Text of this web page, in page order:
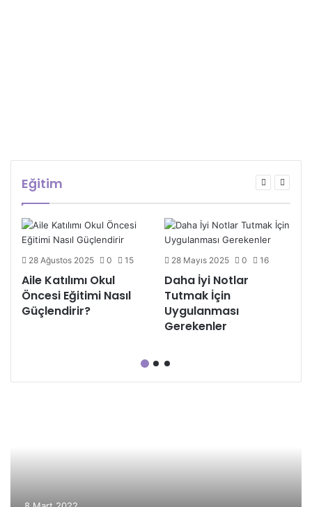
Eğitim
28 Ağustos 2025 0 15
Aile Katılımı Okul
Öncesi Eğitimi Nasıl
Güçlendirir?
28 Mayıs 2025 0 16
Daha İyi Notlar
Tutmak İçin
Uygulanması
Gerekenler